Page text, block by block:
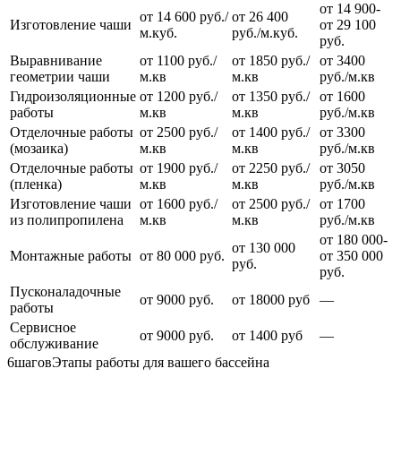
Изготовление чаши
от 14 600 руб./
м.куб.
от 26 400
руб./м.куб.
от 14 900-
от 29 100
руб.
Выравнивание
геометрии чаши
от 1100 руб./
м.кв
от 1850 руб./
м.кв
от 3400
руб./м.кв
Гидроизоляционные
работы
от 1200 руб./
м.кв
от 1350 руб./
м.кв
от 1600
руб./м.кв
Отделочные работы
(мозаика)
от 2500 руб./
м.кв
от 1400 руб./
м.кв
от 3300
руб./м.кв
Отделочные работы
(пленка)
от 1900 руб./
м.кв
от 2250 руб./
м.кв
от 3050
руб./м.кв
Изготовление чаши
из полипропилена
от 1600 руб./
м.кв
от 2500 руб./
м.кв
от 1700
руб./м.кв
Монтажные работы от 80 000 руб.
от 130 000
руб.
от 180 000-
от 350 000
руб.
Пусконаладочные
работы
от 9000 руб. от 18000 руб
—
Сервисное
обслуживание
от 9000 руб. от 1400 руб
—
6шаговЭтапы работы для вашего бассейна